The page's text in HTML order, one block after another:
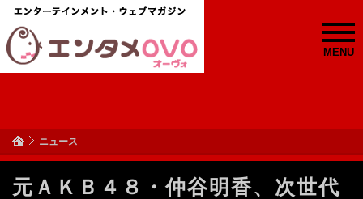
MENU
ニュース
元ＡＫＢ４８・仲谷明香、次世代